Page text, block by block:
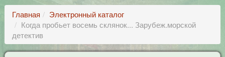
Главная
Электронный каталог
Когда пробьет восемь склянок... Зарубеж.морской
детектив